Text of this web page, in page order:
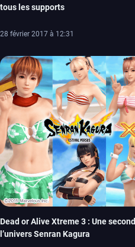
tous les supports
28 février 2017 à 12:31
Dead or Alive Xtreme 3 : Une
l’univers Senran Kagura